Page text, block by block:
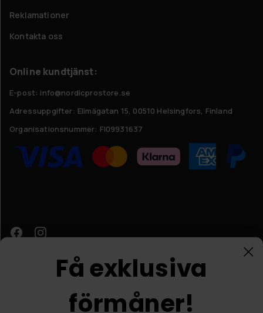
Reklamationer
Kontakta oss
Online kundtjänst:
E-post: info@nordicprostore.se
Adressuppgifter: Elimägatan 15, 00510 Helsingfors, Finland
Organisationsnummer: FI09931637
Få exklusiva
förmåner!